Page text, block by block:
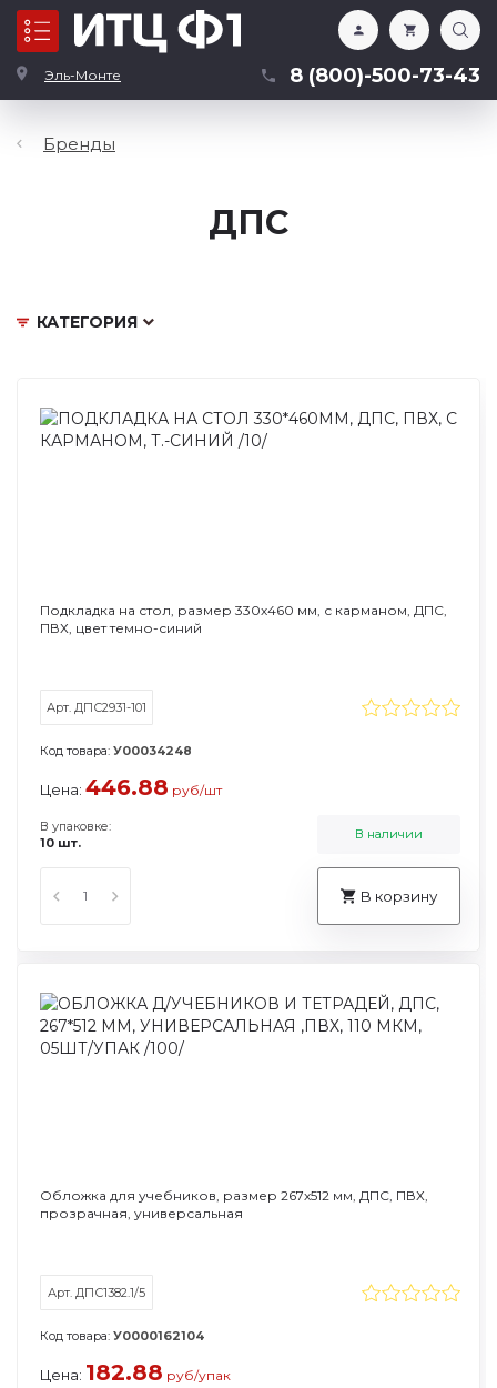
Эль-Монте 8 (800)-500-73-43
Каталог
Бренды
ДПС
КАТЕГОРИЯ
Подкладка на стол, размер 330х460 мм, с карманом, ДПС,
ПВХ, цвет темно-синий
Арт. ДПС2931-101
Код товара: У00034248
Цена: 446.88 руб/шт
В упаковке:
10 шт.
В наличии
В корзину
Обложка для учебников, размер 267х512 мм, ДПС, ПВХ,
прозрачная, универсальная
Арт. ДПС1382.1/5
Код товара: У0000162104
Цена: 182.88 руб/упак